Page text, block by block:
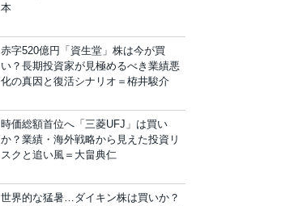
本
赤字520億円「資生堂」株は今が買
い？長期投資家が見極めるべき業績悪
化の真因と復活シナリオ＝栫井駿介
時価総額首位へ「三菱UFJ」は買い
か？業績・海外戦略から見えた投資リ
スクと追い風＝大畠典仁
世界的な猛暑…ダイキン株は買いか？